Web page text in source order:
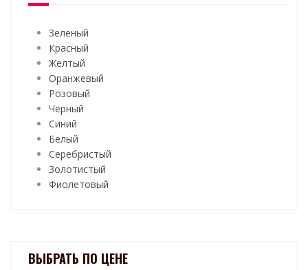
Зеленый
Красный
Желтый
Оранжевый
Розовый
Черный
Синий
Белый
Серебристый
Золотистый
Фиолетовый
ВЫБРАТЬ ПО ЦЕНЕ